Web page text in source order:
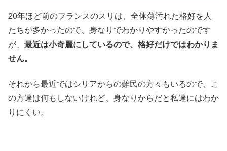
20年ほど前のフランスのスリは、全体薄汚れた格好を人
たちが多かったので、身なりでわかりやすかったのです
が、 最近は小奇麗にしているので、格好だけではわかりま
せん。
それから最近ではシリアからの難民の方々もいるので、こ
の方達は何もしないけれど、身なりからだと私達にはわか
りにくい。